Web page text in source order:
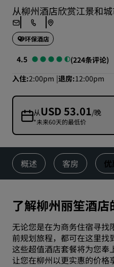
从柳州酒店欣赏江景和
环保酒店
4.5
(224条评论)
入住 2:00pm 退房 12:00pm
从USD 53.01/晚
*未来60天的最低价
概述 客房
了解柳州丽笙酒
无论您是在为商务住宿寻找
前规划旅程，都可在这里找
这些超值酒店套餐将为您
让您在柳州以更实惠的价格